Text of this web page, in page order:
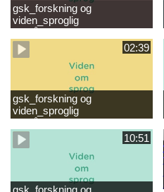
gsk_forskning og
viden_sproglig
forståelse_Støt dit barns
fortsatte læsning 8-10 år.mp4
02:39
gsk_forskning og
viden_sproglig
forståelse_Snak med dit barn
2-6 år.mp4
10:51
gsk_forskning og